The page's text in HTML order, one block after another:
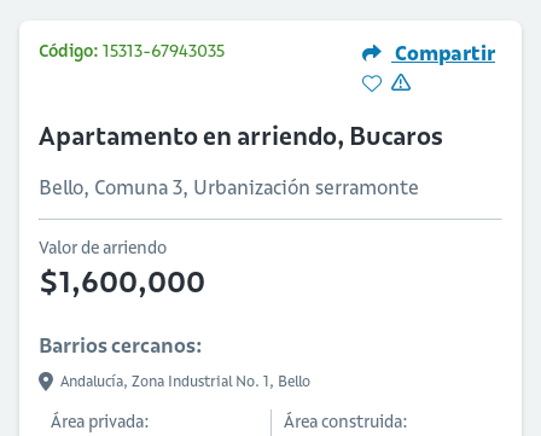
Código: 15313-67943035 Compartir
Apartamento en arriendo, Bucaros
Bello, Comuna 3, Urbanización serramonte
Valor de arriendo
$1,600,000
Barrios cercanos:
Andalucía, Zona Industrial No. 1, Bello
Área privada: Área construida: